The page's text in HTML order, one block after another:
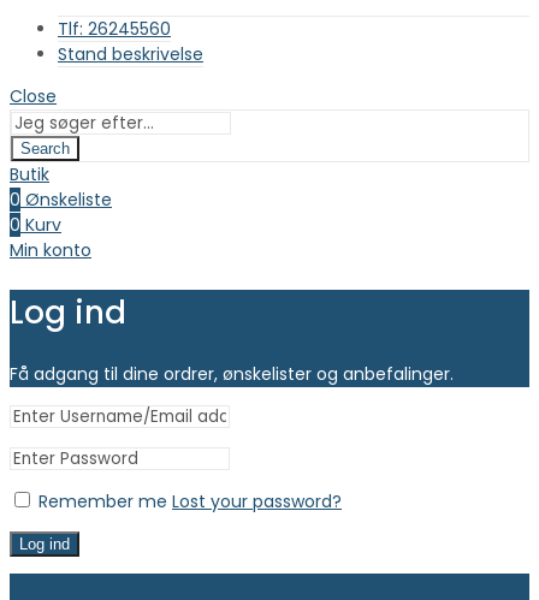
Tlf: 26245560
Stand beskrivelse
Close
Search
Butik
0 Ønskeliste
0 Kurv
Min konto
Log ind
Få adgang til dine ordrer, ønskelister og anbefalinger.
Remember me Lost your password?
Log ind